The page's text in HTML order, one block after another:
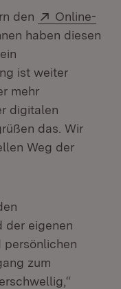
den Extern:
Online-
haben diesen
ist weiter
mehr
digitalen
das. Wir
Weg der
der eigenen
persönlichen
zum